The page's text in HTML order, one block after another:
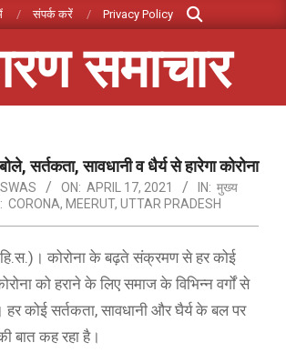
संपर्क करें Privacy Policy
Search
समाचार
सर्तकता, सावधानी व धैर्य से हारेगा कोरोना
ON: APRIL 17, 2021 IN: मुख्य
CORONA, MEERUT, UTTAR PRADESH
कोरोना के बढ़ते संक्रमण से हर कोई
को हराने के लिए समाज के विभिन्न वर्गों से
कोई सर्तकता, सावधानी और घैर्य के बल पर
बात कह रहा है।